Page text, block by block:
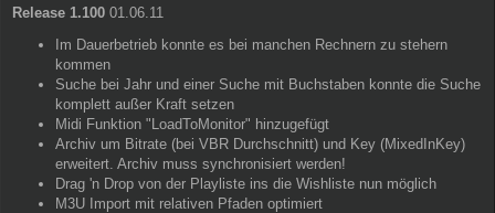
Release 1.100 01.06.11
Im Dauerbetrieb konnte es bei manchen Rechnern zu stehern
kommen
Suche bei Jahr und einer Suche mit Buchstaben konnte die Suche
komplett außer Kraft setzen
Midi Funktion "LoadToMonitor" hinzugefügt
Archiv um Bitrate (bei VBR Durchschnitt) und Key (MixedInKey)
erweitert. Archiv muss synchronisiert werden!
Drag 'n Drop von der Playliste ins die Wishliste nun möglich
M3U Import mit relativen Pfaden optimiert